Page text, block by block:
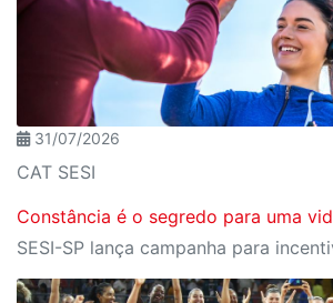
31/07/2026
CAT SESI
Constância é o segredo para uma